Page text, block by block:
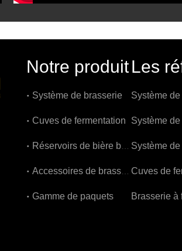
Notre produit
Système de brasserie
Cuves de fermentation
Gamme de paquets
Les